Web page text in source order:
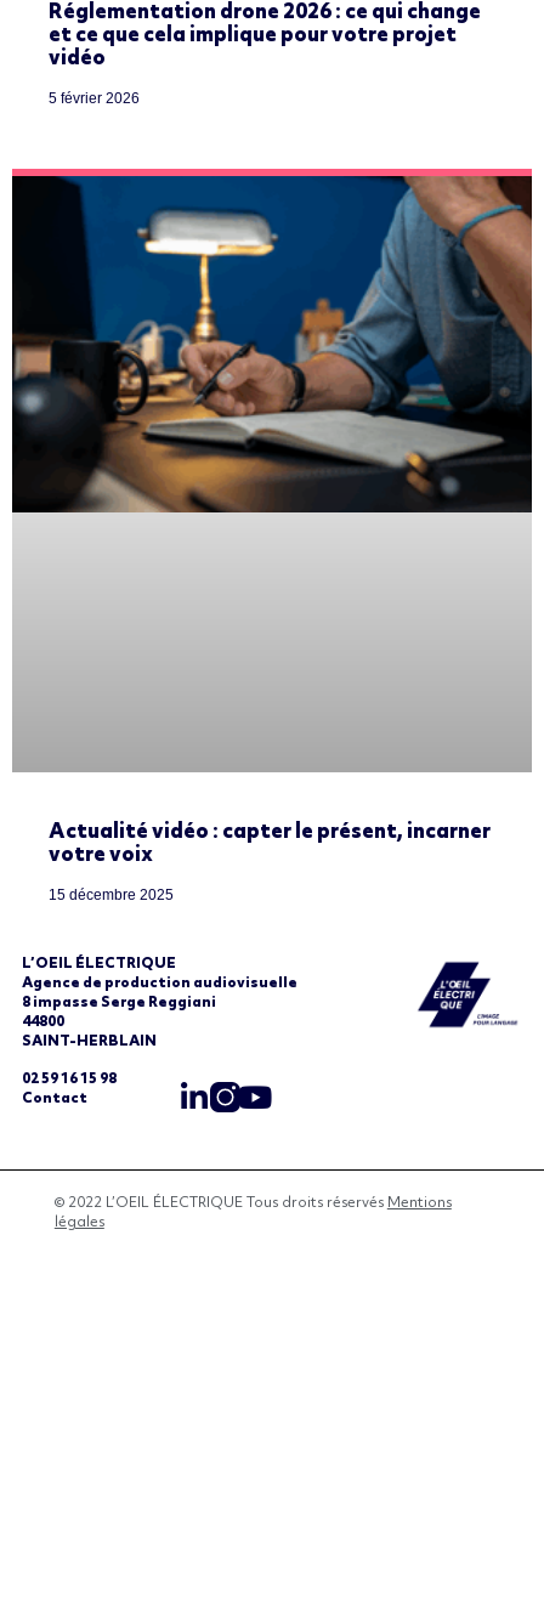
Réglementation drone 2026 : ce qui change
et ce que cela implique pour votre projet
vidéo
5 février 2026
Actualité vidéo : capter le présent, incarner
votre voix
15 décembre 2025
L’OEIL ÉLECTRIQUE
Agence de production audiovisuelle
8 impasse Serge Reggiani
44800
SAINT-HERBLAIN
02 59 16 15 98
Contact
© 2022 L’OEIL ÉLECTRIQUE Tous droits réservés Mentions
légales